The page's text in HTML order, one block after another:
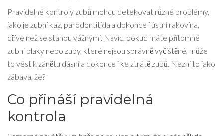
Pravidelné kontroly zubů mohou detekovat různé problémy,
jako je zubní kaz, parodontitida a dokonce i ústní rakovina,
dříve než se stanou vážnými. Navíc, pokud máte přítomné
zubní plaky nebo zuby, které nejsou správně vyčištěné, může
to vést k zánětu dásní a dokonce i ke ztrátě zubů. Nezní to jako
zábava, že?
Co přináší pravidelná
kontrola